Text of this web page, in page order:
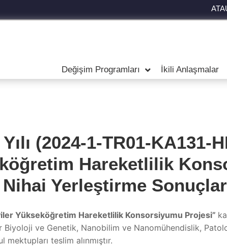
Değişim Programları İkili Anlaşmalar
(2024-1-TR01-KA131-
Hareketlilik
Yerleştirme
Yükseköğretim Hareketlilik Konsorsiyumu Projesi”
ve Genetik, Nanobilim ve Nanomühendislik,
teslim alınmıştır.